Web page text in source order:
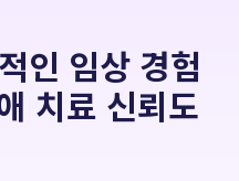
인 임상 경험
치료 신뢰도